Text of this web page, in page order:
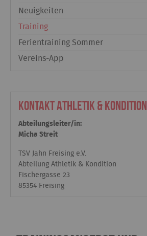
Neuigkeiten
Training
Ferientraining Sommer
Vereins-App
Kontakt Athletik & Kondition
Abteilungsleiter/in:
Micha Streit
TSV Jahn Freising e.V.
Abteilung Athletik & Kondition
Fischergasse 23
85354 Freising